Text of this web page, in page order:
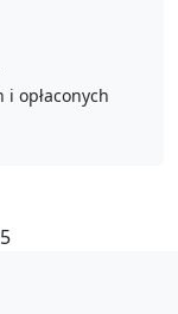
i opłaconych